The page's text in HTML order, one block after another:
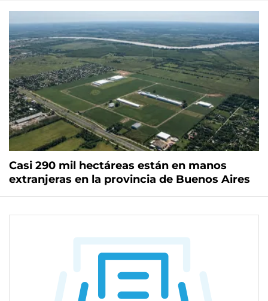
Casi 290 mil hectáreas están en manos
extranjeras en la provincia de Buenos Aires